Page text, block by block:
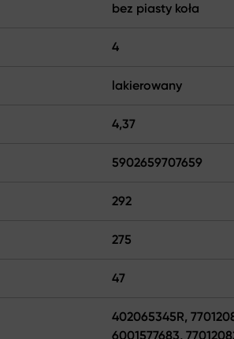
bez piasty koła
4
lakierowany
4,37
5902659707659
292
275
47
402065345R,
6001577683,